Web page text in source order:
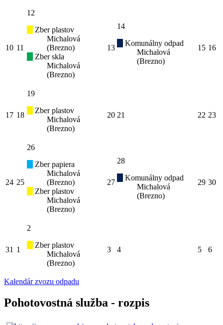
10 11
12
Zber plastov
Michalová
(Brezno)
Zber skla
Michalová
(Brezno)
13
14
Komunálny odpad
Michalová
(Brezno)
15 16
17 18
19
Zber plastov
Michalová
(Brezno)
20 21 22 23
24 25
26
Zber papiera
Michalová
(Brezno)
Zber plastov
Michalová
(Brezno)
27
28
Komunálny odpad
Michalová
(Brezno)
29 30
31 1
2
Zber plastov
Michalová
(Brezno)
3 4 5 6
Kalendár zvozu odpadu
Pohotovostná služba - rozpis